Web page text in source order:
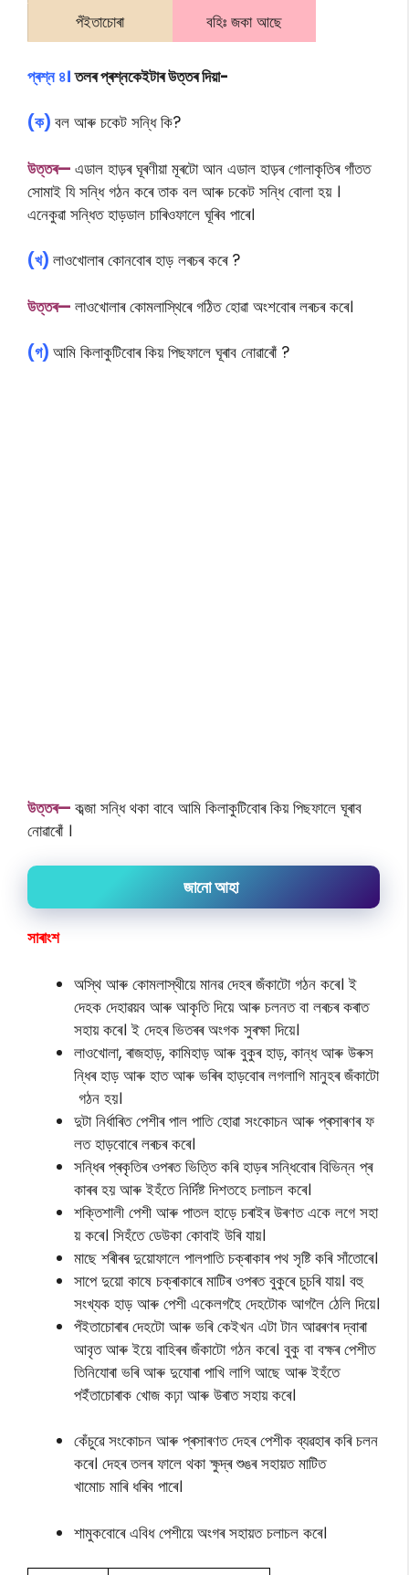
পঁইতাচোৰা বহিঃ জকা আছে
প্ৰশ্ন ৪।তলৰ প্ৰশ্নকেইটাৰ উত্তৰ দিয়া-
(ক) বল আৰু চকেট সন্ধি কি?
উত্তৰ— এডাল হাড়ৰ ঘূৰণীয়া মূৰটো আন এডাল হাড়ৰ গোলাকৃতিৰ গাঁতত
সোমাই যি সন্ধি গঠন কৰে তাক বল আৰু চকেট সন্ধি বোলা হয় ।
এনেকুৱা সন্ধিত হাড়ডাল চাৰিওফালে ঘূৰিব পাৰে।
(খ) লাওখোলাৰ কোনবোৰ হাড় লৰচৰ কৰে ?
উত্তৰ— লাওখোলাৰ কোমলাস্থিৰে গঠিত হোৱা অংশবোৰ লৰচৰ কৰে।
(গ) আমি কিলাকুটিবোৰ কিয় পিছফালে ঘূৰাব নোৱাৰোঁ ?
উত্তৰ— কব্জা সন্ধি থকা বাবে আমি কিলাকুটিবোৰ কিয় পিছফালে ঘূৰাব
নোৱাৰোঁ ।
জানো আহা
সাৰাংশ
অস্থি আৰু কোমলাস্থীয়ে মানৱ দেহৰ জঁকাটো গঠন কৰে। ই
দেহক দেহাৱয়ব আৰু আকৃতি দিয়ে আৰু চলনত বা লৰচৰ কৰাত
সহায় কৰে। ই দেহৰ ভিতৰৰ অংগক সুৰক্ষা দিয়ে।
লাওখোলা, ৰাজহাড়, কামিহাড় আৰু বুকুৰ হাড়, কান্ধ আৰু উৰুস
ন্ধিৰ হাড় আৰু হাত আৰু ভৰিৰ হাড়বোৰ লগলাগি মানুহৰ জঁকাটো
গঠন হয়।
দুটা নিৰ্ধাৰিত পেশীৰ পাল পাতি হোৱা সংকোচন আৰু প্ৰসাৰণৰ ফ
লত হাড়বোৰে লৰচৰ কৰে।
সন্ধিৰ প্ৰকৃতিৰ ওপৰত ভিত্তি কৰি হাড়ৰ সন্ধিবোৰ বিভিন্ন প্ৰ
কাৰৰ হয় আৰু ইহঁতে নিৰ্দিষ্ট দিশতহে চলাচল কৰে।
শক্তিশালী পেশী আৰু পাতল হাড়ে চৰাইৰ উৰণত একে লগে সহা
য় কৰে। সিহঁতে ডেউকা কোবাই উৰি যায়।
মাছে শৰীৰৰ দুয়োফালে পালপাতি চক্ৰাকাৰ পথ সৃষ্টি কৰি সাঁতোৰে।
সাপে দুয়ো কাষে চক্ৰাকাৰে মাটিৰ ওপৰত বুকুৰে চুচৰি যায়। বহু
সংখ্যক হাড় আৰু পেশী একেলগহৈ দেহটোক আগলৈ ঠেলি দিয়ে।
পঁইতাচোৰাৰ দেহটো আৰু ভৰি কেইখন এটা টান আৱৰণৰ দ্বাৰা
আবৃত আৰু ইয়ে বাহিৰৰ জঁকাটো গঠন কৰে। বুকু বা বক্ষৰ পেশীত
তিনিযোৰা ভৰি আৰু দুযোৰা পাখি লাগি আছে আৰু ইহঁতে
পইঁতাচোৰাক খোজ কঢ়া আৰু উৰাত সহায় কৰে।
কেঁচুৱে সংকোচন আৰু প্ৰসাৰণত দেহৰ পেশীক ব্যৱহাৰ কৰি চলন
কৰে। দেহৰ তলৰ ফালে থকা ক্ষুদ্ৰ শুঙৰ সহায়ত মাটিত
খামোচ মাৰি ধৰিব পাৰে।
শামুকবোৰে এবিধ পেশীয়ে অংগৰ সহায়ত চলাচল কৰে।